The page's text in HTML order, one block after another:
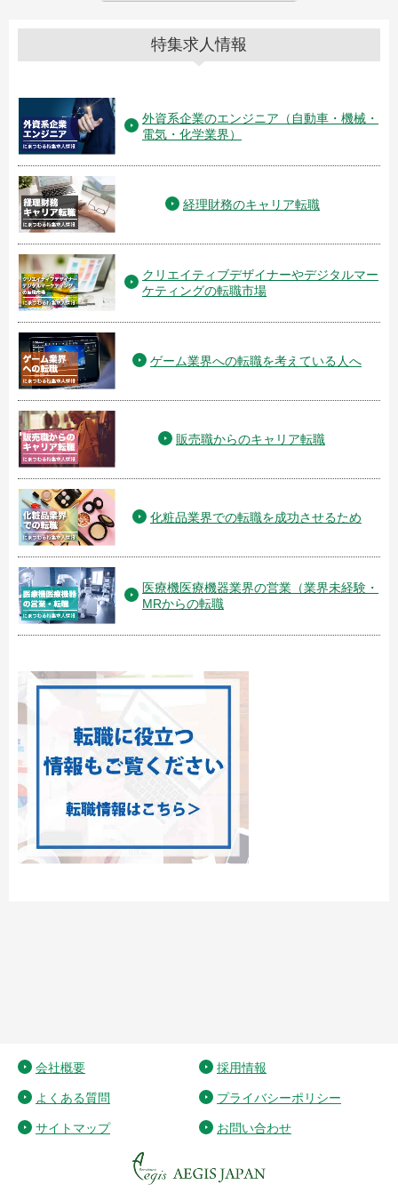
特集求人情報
外資系企業のエンジニア（自動車・機械・
電気・化学業界）
経理財務のキャリア転職
クリエイティブデザイナーやデジタルマー
ケティングの転職市場
ゲーム業界への転職を考えている人へ
販売職からのキャリア転職
化粧品業界での転職を成功させるため
医療機医療機器業界の営業（業界未経験・
MRからの転職
会社概要 採用情報
よくある質問 プライバシーポリシー
サイトマップ お問い合わせ